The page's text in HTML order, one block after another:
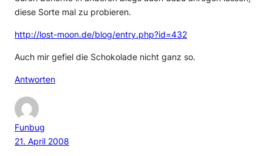
diese Sorte mal zu probieren.
http://lost-moon.de/blog/entry.php?id=432
Auch mir gefiel die Schokolade nicht ganz so.
Antworten
Funbug
21. April 2008